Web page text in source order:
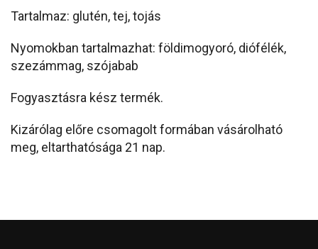
Tartalmaz: glutén, tej, tojás
Nyomokban tartalmazhat: földimogyoró, diófélék,
szezámmag, szójabab
Fogyasztásra kész termék.
Kizárólag előre csomagolt formában vásárolható
meg, eltarthatósága 21 nap.